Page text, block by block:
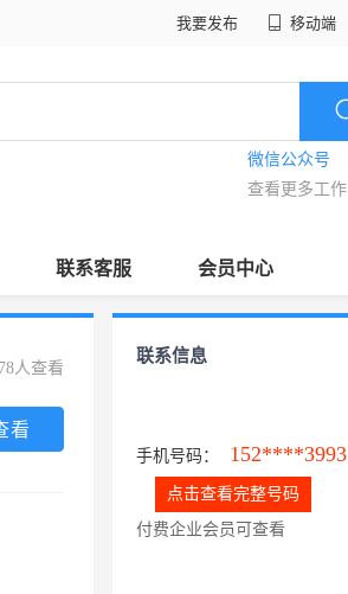
我要发布 移动端
微信公众号
查看更多工作
联系客服 会员中心
人查看
看
联系信息
手机号码： 152****3993
点击查看完整号码
付费企业会员可查看